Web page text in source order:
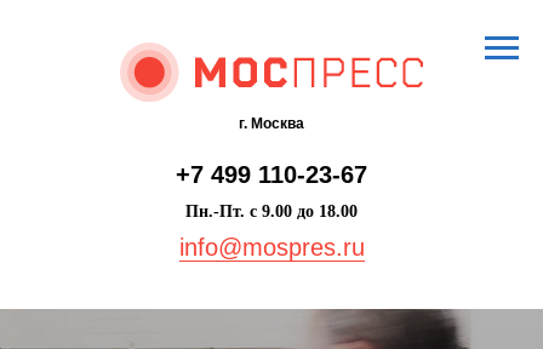
г. Москва
+7 499 110-23-67
Пн.-Пт. с 9.00 до 18.00
info@mospres.ru